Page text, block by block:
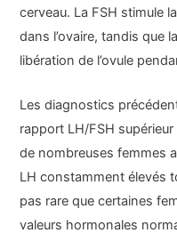
cerveau. La FSH stimule
dans l’ovaire, tandis que
libération de l’ovule
Les diagnostics
rapport LH/FSH supérieur
de nombreuses femmes
LH constamment élevés
pas rare que certaines
valeurs hormonales